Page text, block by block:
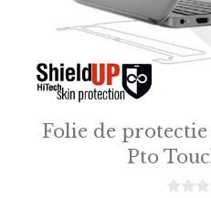
Folie de
Pto